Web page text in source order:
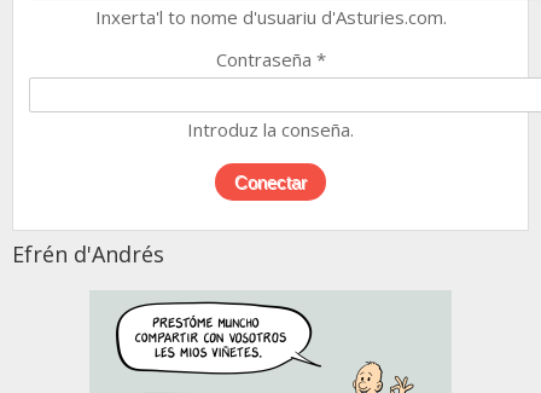
Inxerta'l to nome d'usuariu d'Asturies.com.
Contraseña *
Introduz la conseña.
Efrén d'Andrés